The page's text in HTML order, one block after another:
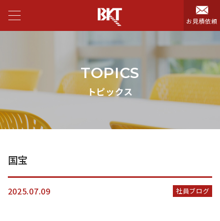
お見積依頼
TOPICS
トピックス
国宝
2025.07.09 社員ブログ